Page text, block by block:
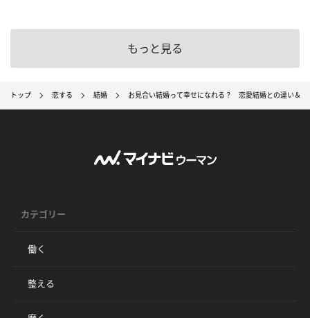
もっと見る
トップ 恋する 結婚 お見合い結婚って幸せになれる？ 恋愛結婚との違い＆メ
カテゴリー
働く
整える